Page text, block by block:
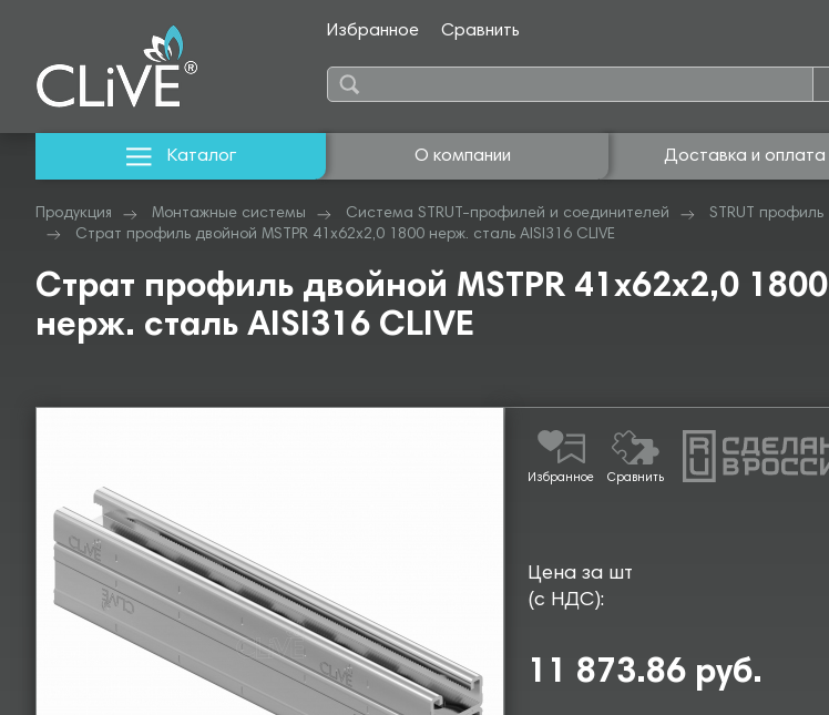
Избранное Сравнить
Каталог О компании Доставка и оплата
Продукция Монтажные системы Система STRUT-профилей и соединителей STRUT профиль
Страт профиль двойной MSTPR 41х62х2,0 1800 нерж. сталь AISI316 CLIVE
Страт профиль двойной MSTPR 41х62х2,0 1800
нерж. сталь AISI316 CLIVE
Избранное Сравнить
Цена за шт
(с НДС):
11 873.86 руб.